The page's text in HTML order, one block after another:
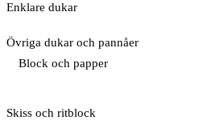
Enklare dukar
Övriga dukar och pannåer
Block och papper
Skiss och ritblock